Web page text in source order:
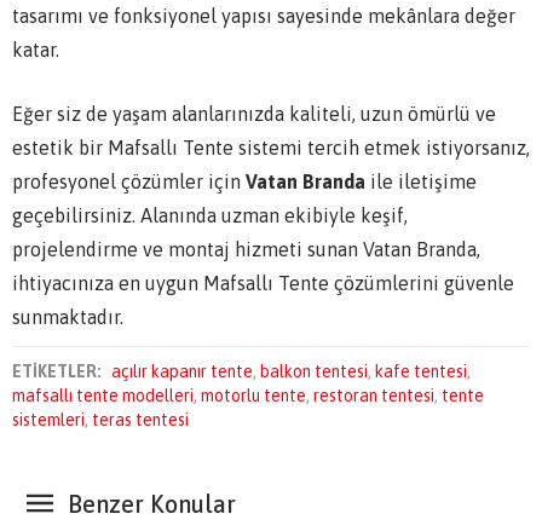
tasarımı ve fonksiyonel yapısı sayesinde mekânlara değer
katar.
Eğer siz de yaşam alanlarınızda kaliteli, uzun ömürlü ve
estetik bir Mafsallı Tente sistemi tercih etmek istiyorsanız,
profesyonel çözümler için Vatan Branda ile iletişime
geçebilirsiniz. Alanında uzman ekibiyle keşif,
projelendirme ve montaj hizmeti sunan Vatan Branda,
ihtiyacınıza en uygun Mafsallı Tente çözümlerini güvenle
sunmaktadır.
ETİKETLER: açılır kapanır tente, balkon tentesi, kafe tentesi,
mafsallı tente modelleri, motorlu tente, restoran tentesi, tente
sistemleri, teras tentesi
Benzer Konular